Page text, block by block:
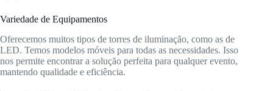
Variedade de Equipamentos
Oferecemos muitos tipos de torres de iluminação, como as de
LED. Temos modelos móveis para todas as necessidades. Isso
nos permite encontrar a solução perfeita para qualquer evento,
mantendo qualidade e eficiência.